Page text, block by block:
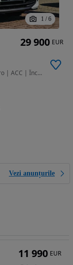
1 / 6
170 CP • ID.3 Energy 52 kWh 170 CP | Discover Pro | ACC | Încălzire în Scaune
Vezi anunțurile
29 900 EUR
11 990 EUR